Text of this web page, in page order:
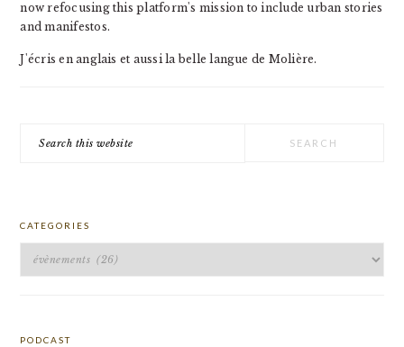
now refocusing this platform's mission to include urban stories
and manifestos.
J'écris en anglais et aussi la belle langue de Molière.
this
CATEGORIES
PODCAST